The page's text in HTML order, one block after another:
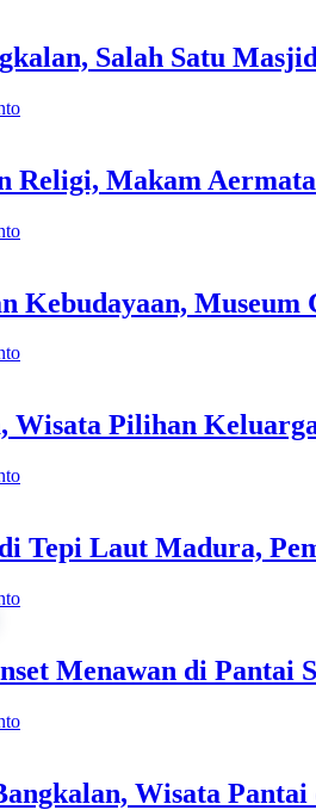
Salah Satu
Religi, Makam
Kebudayaan,
Wisata Pilihan
Tepi Laut Madura,
Menawan di Pantai
Wisata